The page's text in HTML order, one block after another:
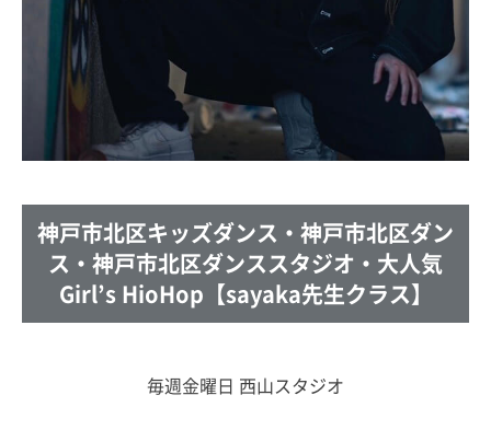
神戸市北区キッズダンス・神戸市北区ダン
ス・神戸市北区ダンススタジオ・大人気
Girl’s HioHop【sayaka先生クラス】
毎週金曜日 西山スタジオ